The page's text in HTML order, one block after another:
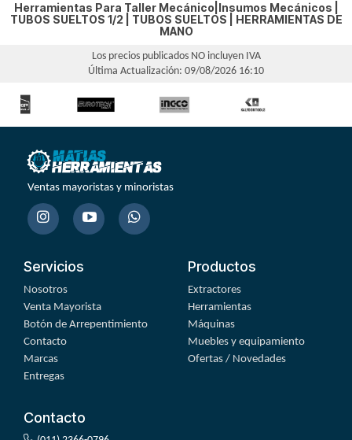
Herramientas Para Taller Mecánico|Insumos Mecánicos |
TUBOS SUELTOS 1/2| TUBOS SUELTOS
HERRAMIENTAS DE
MANO
Los precios publicados NO incluyen IVA
Última Actualización: 09/08/2026 16:10
Ventas mayoristas y minoristas
Servicios
Nosotros
Venta Mayorista
Botón de Arrepentimiento
Contacto
Marcas
Entregas
Productos
Extractores
Herramientas
Máquinas
Muebles y equipamiento
Ofertas / Novedades
Contacto